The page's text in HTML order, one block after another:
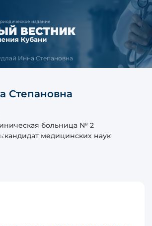
Инна Степановна
Степановна
больница № 2
кандидат медицинских наук